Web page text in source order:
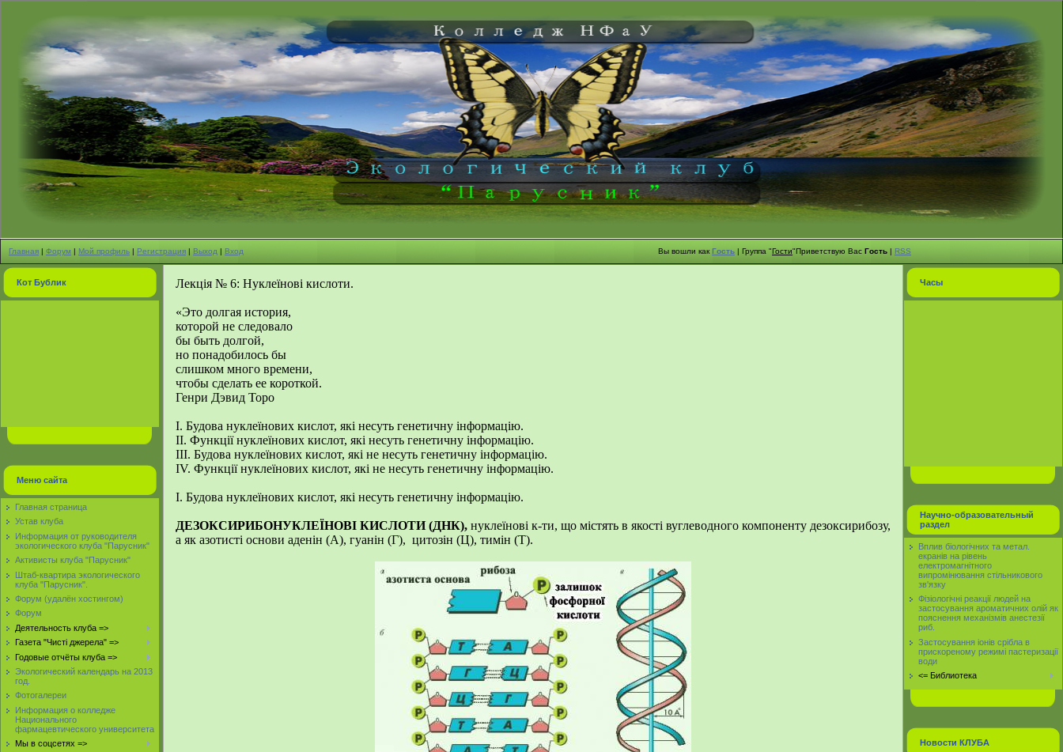
Главная | Форум | Мой профиль | Регистрация | Выход | Вход Вы вошли как Гость | Группа "Гости"Приветствую Вас Гость | RSS
Кот Бублик
Меню сайта
Главная страница
Устав клуба
Информация от руководителя
экологического клуба "Парусник"
Активисты клуба "Парусник"
Штаб-квартира экологического
клуба "Парусник".
Форум (удалён хостингом)
Форум
Деятельность клуба =>
Газета "Чисті джерела" =>
Годовые отчёты клуба =>
Экологический календарь на 2013
год.
Фотогалереи
Информация о колледже
Национального
фармацевтического университета
Мы в соцсетях =>
Лекція № 6: Нуклеїнові кислоти.
«Это долгая история,
которой не следовало
бы быть долгой,
но понадобилось бы
слишком много времени,
чтобы сделать ее короткой.
Генри Дэвид Торо
І. Будова нуклеїнових кислот, які несуть генетичну інформацію.
ІІ. Функції нуклеїнових кислот, які несуть генетичну інформацію.
ІІІ. Будова нуклеїнових кислот, які не несуть генетичну інформацію.
ІV. Функції нуклеїнових кислот, які не несуть генетичну інформацію.
І. Будова нуклеїнових кислот, які несуть генетичну інформацію.
ДЕЗОКСИРИБОНУКЛЕЇНОВІ КИСЛОТИ (ДНК), нуклеїнові к-ти, що містять в якості вуглеводного компоненту дезоксирибозу,
а як азотисті основи аденін (А), гуанін (Г), цитозін (Ц), тимін (Т).
Часы
Научно-образовательный
раздел
Вплив біологічних та метал.
екранів на рівень
електромагнітного
випромінювання стільникового
зв'язку
Фізіологічні реакції людей на
застосування ароматичних олій як
пояснення механізмів анестезії
риб.
Застосування іонів срібла в
прискореному режимі пастеризації
води
<= Библиотека
Новости КЛУБА